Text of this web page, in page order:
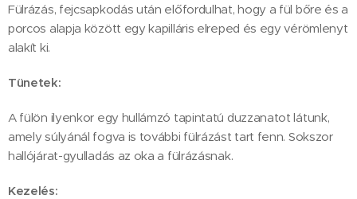
Fülrázás, fejcsapkodás után előfordulhat, hogy a fül bőre és a
porcos alapja között egy kapilláris elreped és egy vérömlenyt
alakít ki.
Tünetek:
A fülön ilyenkor egy hullámzó tapintatú duzzanatot látunk,
amely súlyánál fogva is további fülrázást tart fenn. Sokszor
hallójárat-gyulladás az oka a fülrázásnak.
Kezelés: